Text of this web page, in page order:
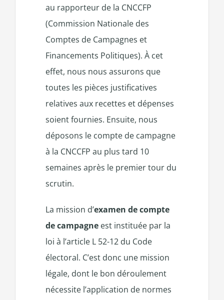
au rapporteur de la CNCCFP
(Commission Nationale des
Comptes de Campagnes et
Financements Politiques). À cet
effet, nous nous assurons que
toutes les pièces justificatives
relatives aux recettes et dépenses
soient fournies. Ensuite, nous
déposons le compte de campagne
à la CNCCFP au plus tard 10
semaines après le premier tour du
scrutin.
La mission d’examen de compte
de campagne est instituée par la
loi à l’article L 52-12 du Code
électoral. C’est donc une mission
légale, dont le bon déroulement
nécessite l’application de normes